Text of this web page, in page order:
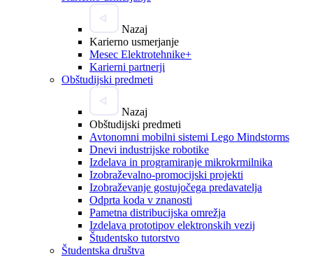
Nazaj
Karierno usmerjanje
Mesec Elektrotehnike+
Karierni partnerji
Obštudijski predmeti
Nazaj
Obštudijski predmeti
Avtonomni mobilni sistemi Lego Mindstorms
Dnevi industrijske robotike
Izdelava in programiranje mikrokrmilnika
Izobraževalno-promocijski projekti
Izobraževanje gostujočega predavatelja
Odprta koda v znanosti
Pametna distribucijska omrežja
Izdelava prototipov elektronskih vezij
Študentsko tutorstvo
Študentska društva